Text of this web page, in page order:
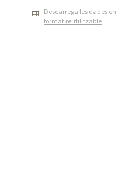
Descarrega les dades en
format reutilitzable